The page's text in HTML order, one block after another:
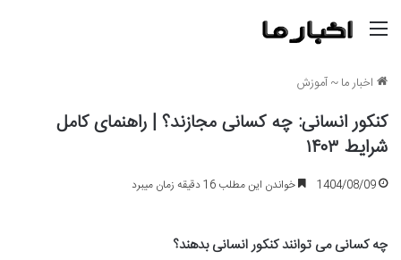
اخبار ما~آموزش
کنکور انسانی: چه کسانی مجازند؟ | راهنمای کامل
شرایط ۱۴۰۳
1404/08/09 خواندن این مطلب 16 دقیقه زمان میبرد
چه کسانی می توانند کنکور انسانی بدهند؟